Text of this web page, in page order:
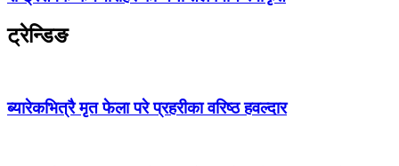
ट्रेन्डिङ
ब्यारेकभित्रै मृत फेला परे प्रहरीका वरिष्ठ हवल्दार